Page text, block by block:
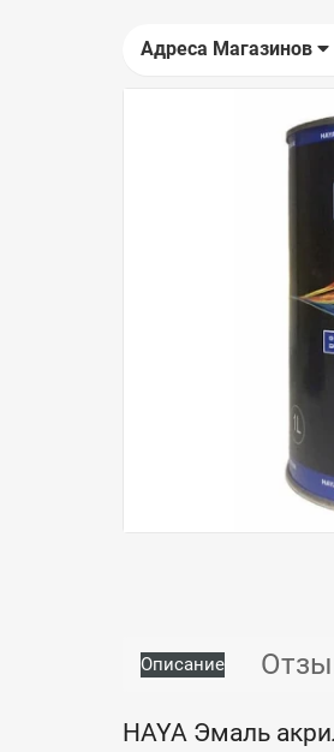
Адреса Магазинов
Описание
HAYA Эмаль